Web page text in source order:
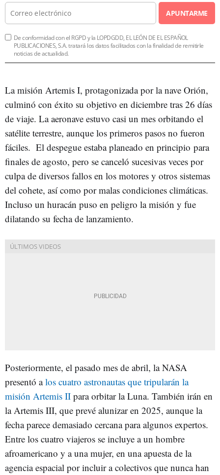
APUNTARME
De conformidad con el RGPD y la LOPDGDD, EL LEÓN DE EL ESPAÑOL
PUBLICACIONES, S.A. tratará los datos facilitados con la finalidad de remitirle
noticias de actualidad.
La misión Artemis I, protagonizada por la nave Orión,
culminó con éxito su objetivo en diciembre tras 26 días
de viaje. La aeronave estuvo casi un mes orbitando el
satélite terrestre, aunque los primeros pasos no fueron
fáciles. El despegue estaba planeado en principio para
finales de agosto, pero se canceló sucesivas veces por
culpa de diversos fallos en los motores y otros sistemas
del cohete, así como por malas condiciones climáticas.
Incluso un huracán puso en peligro la misión y fue
dilatando su fecha de lanzamiento.
Posteriormente, el pasado mes de abril, la NASA
presentó alos cuatro astronautas que tripularán la
misión Artemis II para orbitar la Luna. También irán en
la Artemis III, que prevé alunizar en 2025, aunque la
fecha parece demasiado cercana para algunos expertos.
Entre los cuatro viajeros se incluye a un hombre
afroamericano y a una mujer, en una apuesta de la
agencia espacial por incluir a colectivos que nunca han